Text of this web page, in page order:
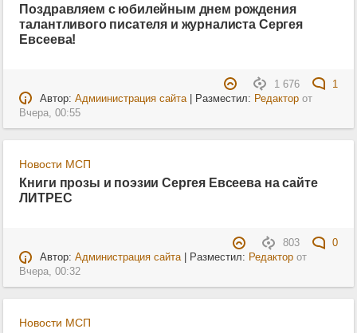
Поздравляем с юбилейным днем рождения
талантливого писателя и журналиста Сергея
Евсеева!
1 676
1
Автор: Адмиинистрация сайта| Разместил: Редакторот
Вчера, 00:55
Новости МСП
Книги прозы и поэзии Сергея Евсеева на сайте
ЛИТРЕС
803
0
Автор: Администрация сайта| Разместил: Редакторот
Вчера, 00:32
Новости МСП